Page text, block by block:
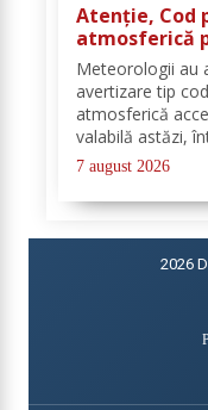
Atenție, Cod
atmosferică
Meteorologii au
avertizare tip
atmosferică
valabilă astăzi,
manifesta prin
(rafale de
7 august 2026
2026